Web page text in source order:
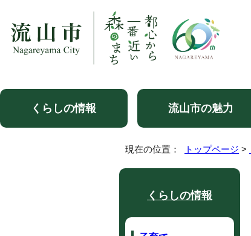
くらしの情報 流山市の魅力
現在の位置： トップページ >
くらしの情報